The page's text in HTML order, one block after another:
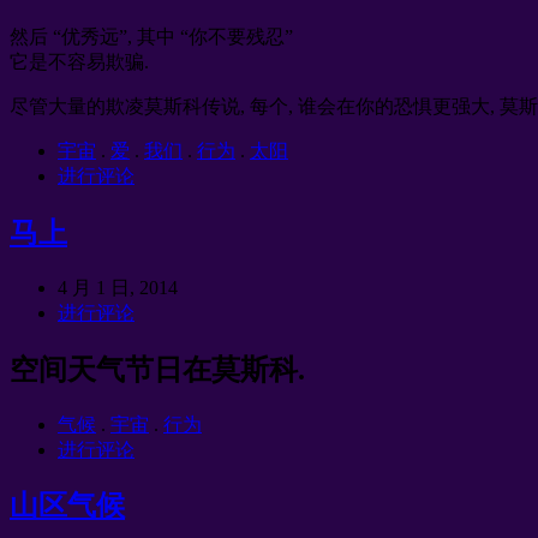
然后 “优秀远”, 其中 “你不要残忍”
它是不容易欺骗.
尽管大量的欺凌莫斯科传说, 每个, 谁会在你的恐惧更强大, 莫
宇宙 . 爱 . 我们 . 行为 . 太阳
进行评论
马上
4 月 1 日, 2014
进行评论
空间天气节日在莫斯科.
气候 . 宇宙 . 行为
进行评论
山区气候